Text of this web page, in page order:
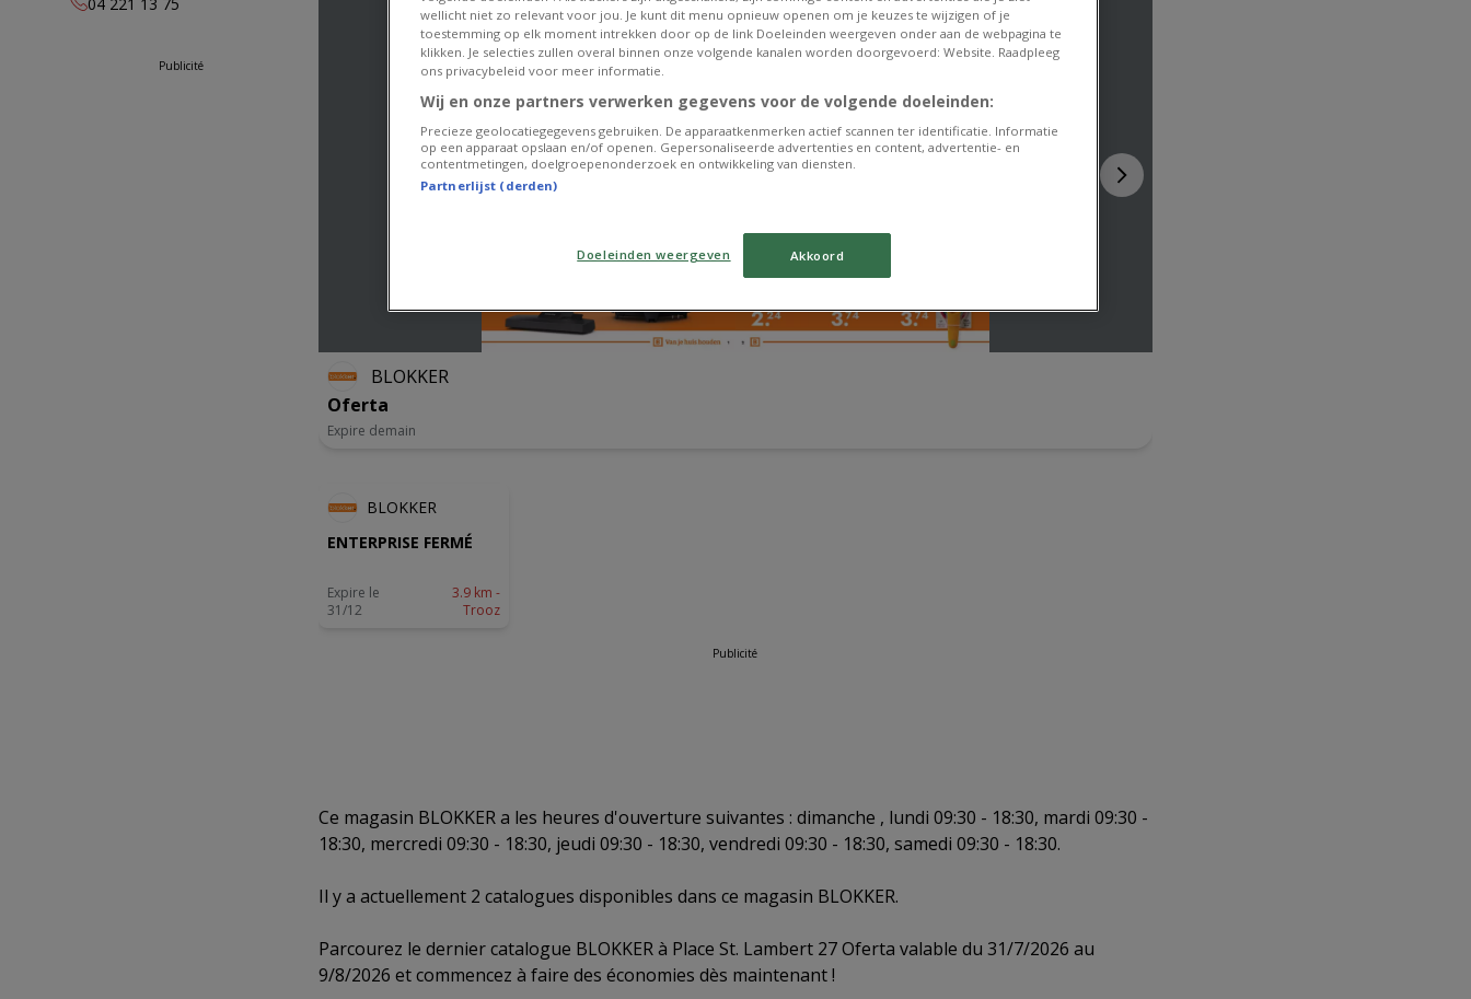
lundi
Publicité
BLOKKER
Oferta
Expire demain
BLOKKER
ENTERPRISE FERMÉ
Expire le
31/12
3.9 km -
Trooz
Publicité
Ce magasin BLOKKER a les heures d'ouverture suivantes : dimanche , lundi 09:30 - 18:30, mardi 09:30 -
18:30, mercredi 09:30 - 18:30, jeudi 09:30 - 18:30, vendredi 09:30 - 18:30, samedi 09:30 - 18:30.
Il y a actuellement 2 catalogues disponibles dans ce magasin BLOKKER.
Parcourez le dernier catalogue BLOKKER à Place St. Lambert 27 Oferta valable du 31/7/2026 au
9/8/2026 et commencez à faire des économies dès maintenant !
wellicht niet zo relevant voor jou. Je kunt dit menu opnieuw openen om je keuzes te wijzigen of je
toestemming op elk moment intrekken door op de link Doeleinden weergeven onder aan de webpagina te
klikken. Je selecties zullen overal binnen onze volgende kanalen worden doorgevoerd: Website. Raadpleeg
ons privacybeleid voor meer informatie.
Wij en onze partners verwerken gegevens voor de volgende doeleinden:
Precieze geolocatiegegevens gebruiken. De apparaatkenmerken actief scannen ter identificatie. Informatie
op een apparaat opslaan en/of openen. Gepersonaliseerde advertenties en content, advertentie- en
contentmetingen, doelgroepenonderzoek en ontwikkeling van diensten.
Partnerlijst (derden)
Doeleinden weergeven Akkoord